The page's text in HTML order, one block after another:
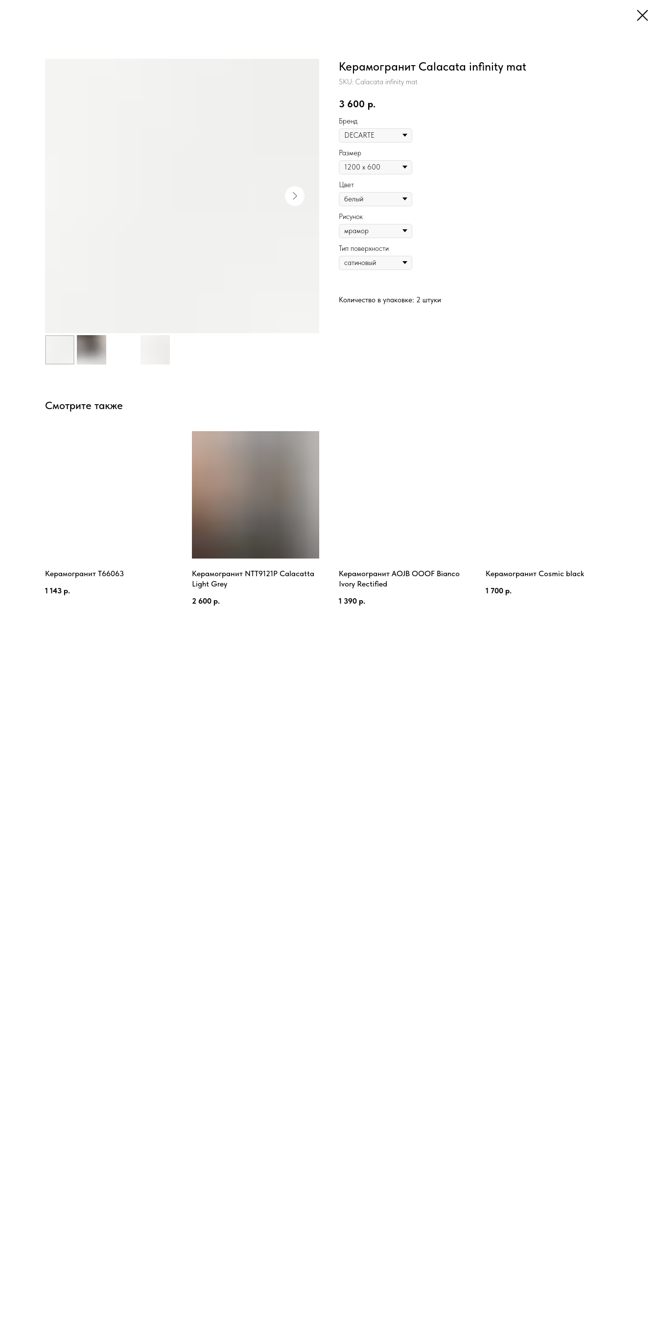
Керамогранит Calacata infinity mat
SKU: Calacata infinity mat
3 600 р.
Бренд
Размер
Цвет
Рисунок
Тип поверхности
Количество в упаковке: 2 штуки
Смотрите также
Керамогранит T66063
1 143 р.
Керамогранит NTT9121P Calacatta
Light Grey
2 600 р.
Керамогранит AOJB OOOF Bianco
Ivory Rectified
1 390 р.
Керамогранит Cosmic black
1 700 р.